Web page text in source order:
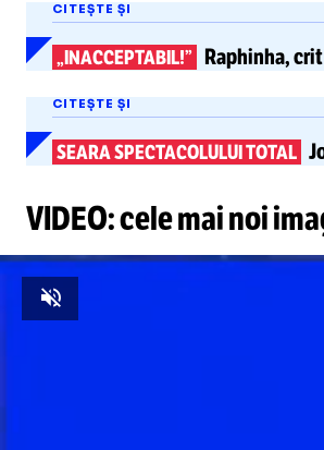
CITEȘTE ȘI
„INACCEPTABIL!” Raphinha,
CITEȘTE ȘI
SEARA SPECTACOLULUI TOTAL
VIDEO: cele mai noi
Unmute